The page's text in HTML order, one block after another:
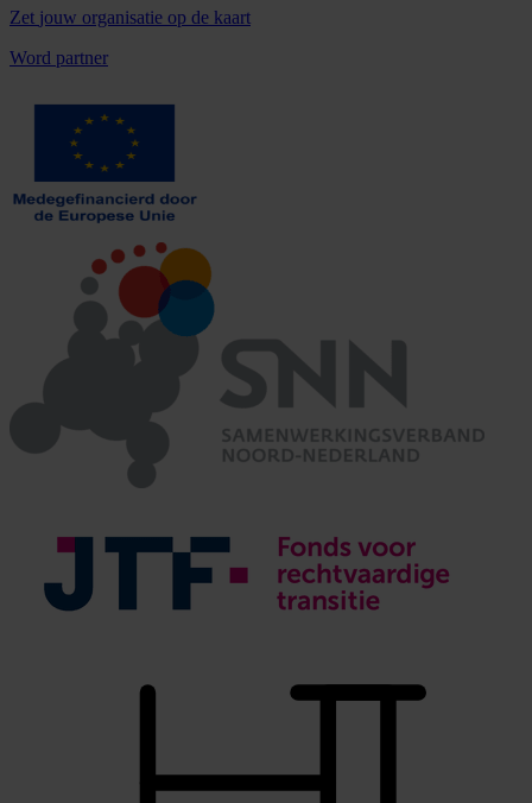
Zet jouw organisatie op de kaart
Word partner